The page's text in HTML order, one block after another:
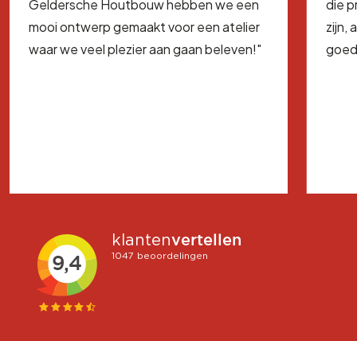
Geldersche Houtbouw hebben we een
mooi ontwerp gemaakt voor een atelier
waar we veel plezier aan gaan beleven!"
die
zijn,